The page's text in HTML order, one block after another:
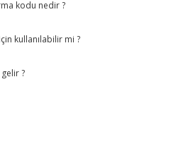
kodu nedir ?
kullanılabilir mi ?
?